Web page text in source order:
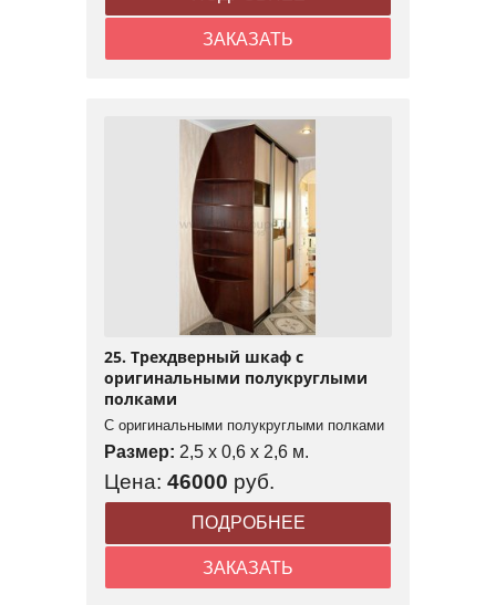
ЗАКАЗАТЬ
25. Трехдверный шкаф с
оригинальными полукруглыми
полками
С оригинальными полукруглыми полками
Размер: 2,5 x 0,6 x 2,6 м.
Цена: 46000 руб.
ПОДРОБНЕЕ
ЗАКАЗАТЬ